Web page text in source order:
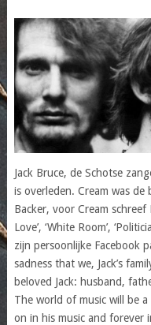
Jack Bruce, de Schotse
is overleden. Cream was
Backer, voor Cream schreef
Love’, ‘White Room’,
zijn persoonlijke Facebook
sadness that we, Jack’s
beloved Jack: husband,
The world of music will be
on in his music and forever